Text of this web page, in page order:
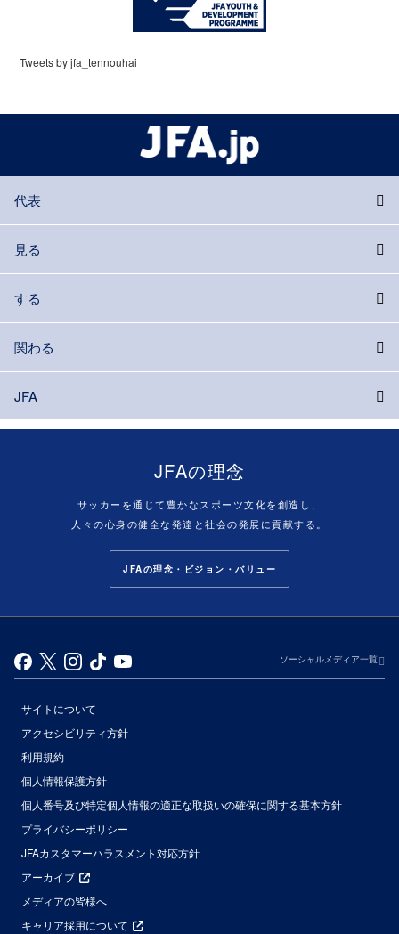
Tweets by jfa_tennouhai
代表
見る
する
関わる
JFA
JFAの理念
サッカーを通じて豊かなスポーツ文化を創造し、
人々の心身の健全な発達と社会の発展に貢献する。
JFAの理念・ビジョン・バリュー
ソーシャルメディア一覧
サイトについて
アクセシビリティ方針
利用規約
個人情報保護方針
個人番号及び特定個人情報の適正な取扱いの確保に関する基本方針
プライバシーポリシー
JFAカスタマーハラスメント対応方針
アーカイブ
メディアの皆様へ
キャリア採用について